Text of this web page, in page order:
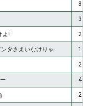
8
3
よ! 2
タさえいなけりゃ 1
2
4
2